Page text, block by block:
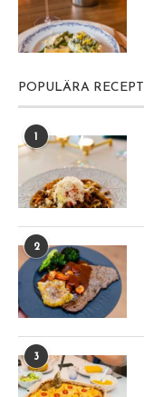
POPULÄRA RECEPT
1
2
3